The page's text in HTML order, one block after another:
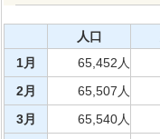
人口
1月
65,452人
2月
65,507人
3月
65,540人